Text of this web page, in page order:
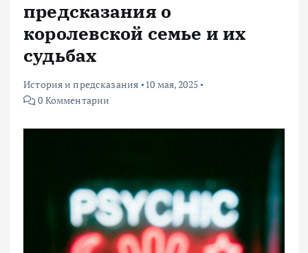
предсказания о
королевской семье и их
судьбах
История и предсказания 10 мая, 2025
0 Комментарии